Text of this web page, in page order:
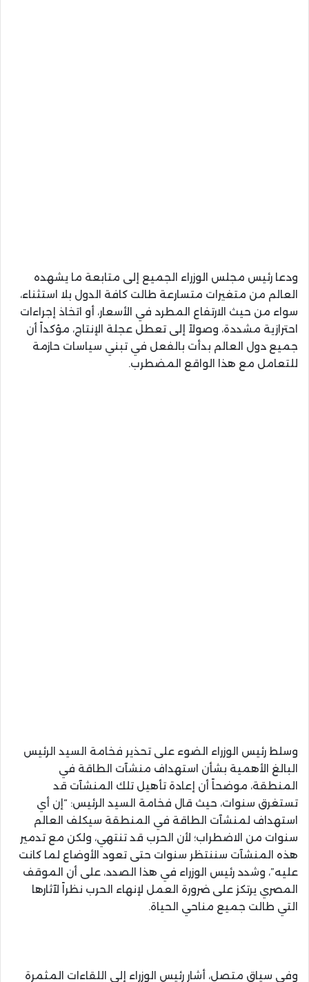
ودعا رئيس مجلس الوزراء الجميع إلى متابعة ما يشهده
العالم من متغيرات متسارعة طالت كافة الدول بلا استثناء،
سواء من حيث الارتفاع المطرد في الأسعار، أو اتخاذ إجراءات
احترازية مشددة، وصولاً إلى تعطل عجلة الإنتاج، مؤكداً أن
جميع دول العالم بدأت بالفعل في تبني سياسات حازمة
للتعامل مع هذا الواقع المضطرب.
وسلط رئيس الوزراء الضوء على تحذير فخامة السيد الرئيس
البالغ الأهمية بشأن استهداف منشآت الطاقة في
المنطقة، موضحاً أن إعادة تأهيل تلك المنشآت قد
تستغرق سنوات، حيث قال فخامة السيد الرئيس: “إن أي
استهداف لمنشآت الطاقة في المنطقة سيكلف العالم
سنوات من الاضطراب؛ لأن الحرب قد تنتهي، ولكن مع تدمير
هذه المنشآت سننتظر سنوات حتى تعود الأوضاع لما كانت
عليه”، وشدد رئيس الوزراء في هذا الصدد، على أن الموقف
المصري يرتكز على ضرورة العمل لإنهاء الحرب نظراً لآثارها
التي طالت جميع مناحي الحياة.
وفي سياق متصل، أشار رئيس الوزراء إلى اللقاءات المثمرة